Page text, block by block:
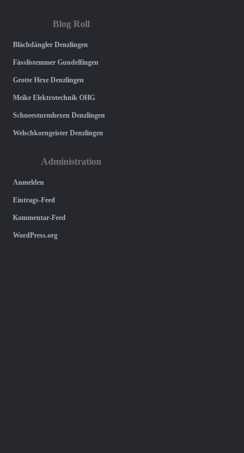
Blog Roll
Blächdängler Denzlingen
Fässlistemmer Gundelfingen
Grotte Hexe Denzlingen
Meike Elektrotechnik OHG
Schneesturmhexen Denzlingen
Welschkorngeister Denzlingen
Administration
Anmelden
Eintrags-Feed
Kommentar-Feed
WordPress.org